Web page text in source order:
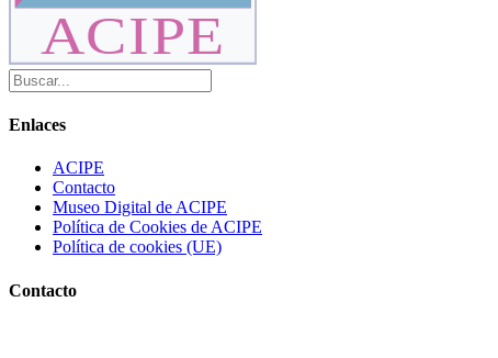
ACIPE
Enlaces
ACIPE
Contacto
Museo Digital de ACIPE
Política de Cookies de ACIPE
Política de cookies (UE)
Contacto